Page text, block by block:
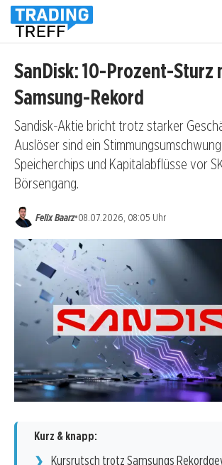
SanDisk: 10-Prozent-Sturz
Samsung-Rekord
Sandisk-Aktie bricht trotz starker
Auslöser sind ein
Speicherchips und Kapitalabflüsse vor
Börsengang.
Felix Baarz•08.07.2026, 08:05 Uhr
Kurz & knapp:
Kursrutsch trotz Samsungs